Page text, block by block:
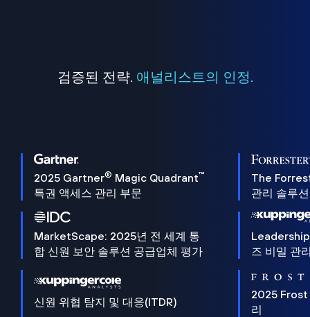
검증된 전략. 애널리스트의 인정.
2025 Gartner® Magic Quadrant™
특권 액세스 관리 부문
The
관리 솔루
MarketScape: 2025년 전 세계 통
합 신원 보안 솔루션 공급업체 평가
즈 비밀 관
신원 위협 탐지 및 대응(ITDR)
2025 Frost
리